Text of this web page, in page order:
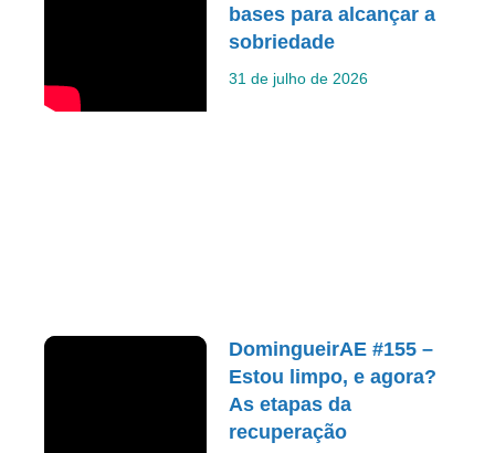
bases para alcançar a
sobriedade
31 de julho de 2026
DomingueirAE #155 –
Estou limpo, e agora?
As etapas da
recuperação